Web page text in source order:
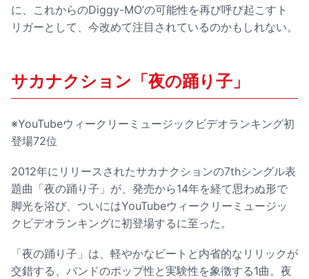
に、これからのDiggy-MO’の可能性を再び呼び起こすト
リガーとして、今改めて注目されているのかもしれない。
サカナクション「夜の踊り子」
※YouTubeウィークリーミュージックビデオランキング初
登場72位
2012年にリリースされたサカナクションの7thシングル表
題曲「夜の踊り子」が、発売から14年を経て思わぬ形で
脚光を浴び、ついにはYouTubeウィークリーミュージッ
クビデオランキングに初登場するに至った。
「夜の踊り子」は、軽やかなビートと内省的なリリックが
交錯する、バンドのポップ性と実験性を象徴する1曲。夜